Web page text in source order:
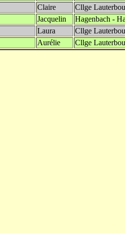
Claire
Cllge
Jacquelin
Hagenbach -
Laura
Cllge
Aurélie Cllge